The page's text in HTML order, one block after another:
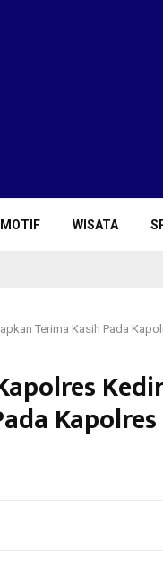
WISATA
Terima Kasih Pada